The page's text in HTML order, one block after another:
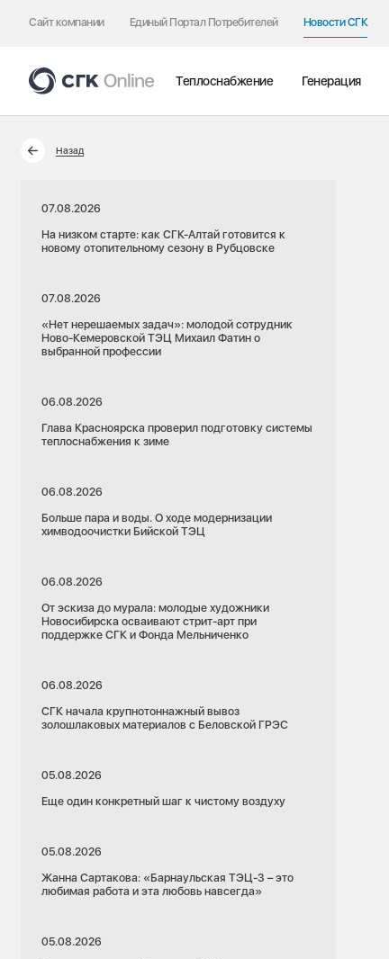
Сайт компании Единый Портал Потребителей Новости СГК
Теплоснабжение Генерация
Назад
07.08.2026
На низком старте: как СГК-Алтай готовится к
новому отопительному сезону в Рубцовске
07.08.2026
«Нет нерешаемых задач»: молодой сотрудник
Ново-Кемеровской ТЭЦ Михаил Фатин о
выбранной профессии
06.08.2026
Глава Красноярска проверил подготовку системы
теплоснабжения к зиме
06.08.2026
Больше пара и воды. О ходе модернизации
химводоочистки Бийской ТЭЦ
06.08.2026
От эскиза до мурала: молодые художники
Новосибирска осваивают стрит-арт при
поддержке СГК и Фонда Мельниченко
06.08.2026
СГК начала крупнотоннажный вывоз
золошлаковых материалов с Беловской ГРЭС
05.08.2026
Еще один конкретный шаг к чистому воздуху
05.08.2026
Жанна Сартакова: «Барнаульская ТЭЦ-3 – это
любимая работа и эта любовь навсегда»
05.08.2026